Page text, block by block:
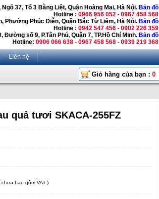
Ngõ 37, Tổ 3 Bằng Liệt, Quận Hoàng Mai, Hà Nội. Bản đồ
Hotline : 0966 956 052 - 0967 458 568
Phường Phúc Diễn, Quận Bắc Từ Liêm, Hà Nội. Bản đồ
Hotline : 0942 547 456 - 0902 226 359
Đường số 9, P.Tân Phú, Quận 7, TP.Hồ Chí Minh. Bản đồ
Hotline: 0906 066 638 - 0967 458 568 - 0939 219 368
Liên hệ
Giỏ hàng của bạn : 0
quả tươi SKACA-255FZ
chưa bao gồm VAT )